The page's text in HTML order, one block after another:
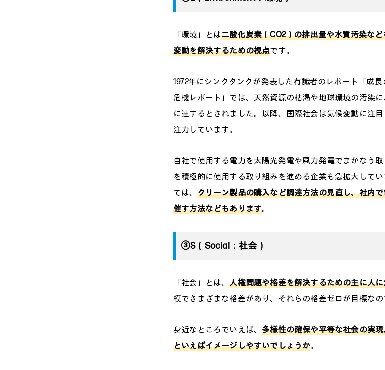
「環境」とは二酸化炭素（CO2）の排出量や水質汚染な
変動を解決するための視点です。
1972年にシンクタンクが発表した有識者のレポート「成
危機レポート」では、天然資源の枯渇や地球環境の汚染
に達するとされました。以降、国際社会は気候変動に注
注力しています。
自社で使用する電力を太陽光発電や風力発電でまかなう
を積極的に使用する取り組みを進める企業も急拡大して
ては、 クリーン製品の購入など調達方法の見直し、社内
催す方法などもあります。
③S（Social：社会）
「社会」とは、人権問題や格差を解決するための主に人
模でさまざまな格差があり、それらの格差ゼロが目標なの
身近なところでいえば、多様性の確保や平等な社会の実
といえばイメージしやすいでしょうか。